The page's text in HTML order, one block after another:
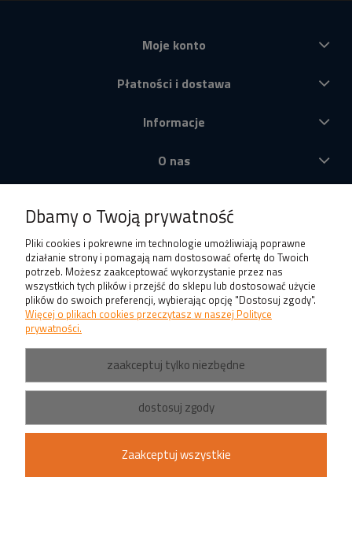
Moje konto
Płatności i dostawa
Informacje
O nas
Dbamy o Twoją prywatność
Pliki cookies i pokrewne im technologie umożliwiają poprawne
działanie strony i pomagają nam dostosować ofertę do Twoich
potrzeb. Możesz zaakceptować wykorzystanie przez nas
wszystkich tych plików i przejść do sklepu lub dostosować użycie
plików do swoich preferencji, wybierając opcję "Dostosuj zgody".
Więcej o plikach cookies przeczytasz w naszej Polityce
prywatności.
zaakceptuj tylko niezbędne
dostosuj zgody
Zaakceptuj wszystkie